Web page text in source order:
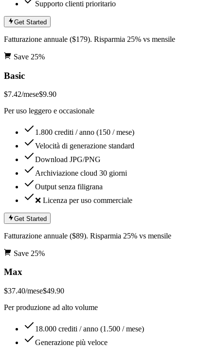
Supporto clienti prioritario
Get Started
Fatturazione annuale ($179). Risparmia 25% vs mensile
Save 25%
Basic
$7.42/mese$9.90
Per uso leggero e occasionale
1.800 crediti / anno (150 / mese)
Velocità di generazione standard
Download JPG/PNG
Archiviazione cloud 30 giorni
Output senza filigrana
❌ Licenza per uso commerciale
Get Started
Fatturazione annuale ($89). Risparmia 25% vs mensile
Save 25%
Max
$37.40/mese$49.90
Per produzione ad alto volume
18.000 crediti / anno (1.500 / mese)
Generazione più veloce